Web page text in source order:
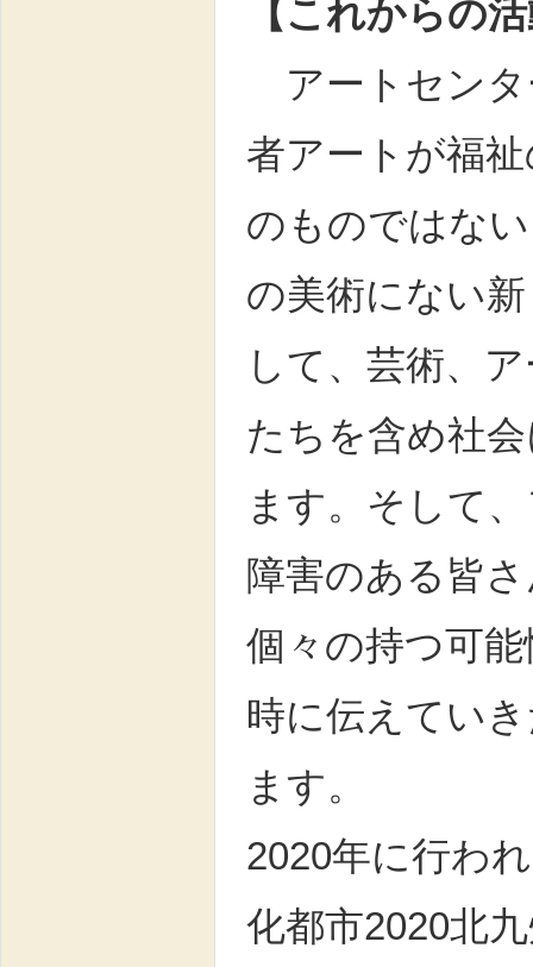
【これからの
アートセンタ
者アートが福
のものではな
の美術にない
して、芸術、
たちを含め社
ます。そして
障害のある皆
個々の持つ可
時に伝えてい
ます。
2020年に行わ
化都市2020北